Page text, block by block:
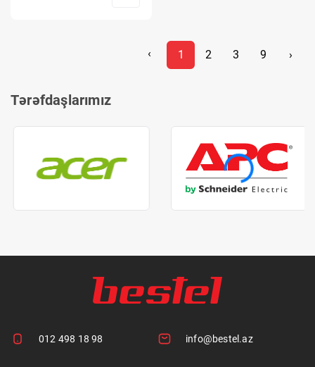
‹ 1 2 3 9 ›
Tərəfdaşlarımız
012 498 18 98 info@bestel.az